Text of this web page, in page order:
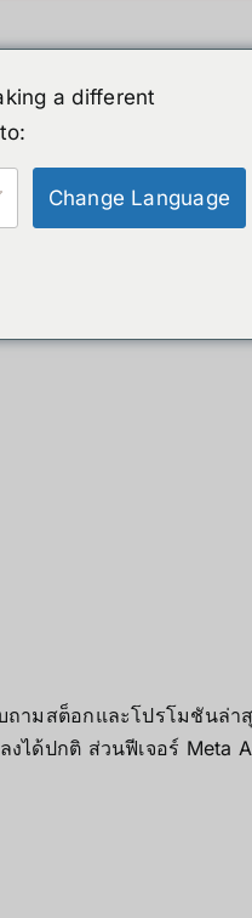
และ Meta ที่รวมกล้อง
ร์ นักเดินทาง และคนที่อย
มสต็อกและโปรโมชันล่าสุ
งได้ปกติ ส่วนฟีเจอร์ Meta
a different
Change Language